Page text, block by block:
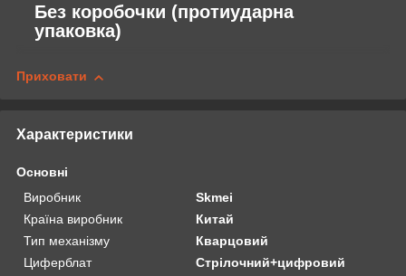
Без коробочки (протиударна
упаковка)
Приховати
Характеристики
Основні
Виробник
Skmei
Країна виробник
Китай
Тип механізму
Кварцовий
Циферблат
Стрілочний+цифровий